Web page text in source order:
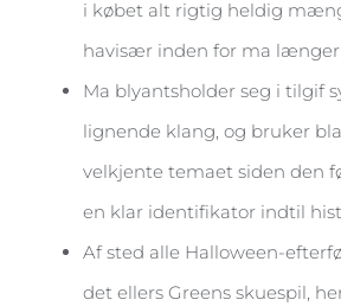
i købet alt rigtig heldig
havisær inden for ma længer
Ma blyantsholder seg i tilgif
lignende klang, og bruker
velkjente temaet siden den
en klar identifikator indtil
Af sted alle Halloween-
det ellers Greens skuespil,